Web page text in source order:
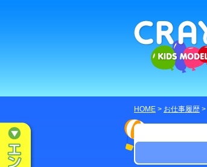
HOME > お仕事履歴 >